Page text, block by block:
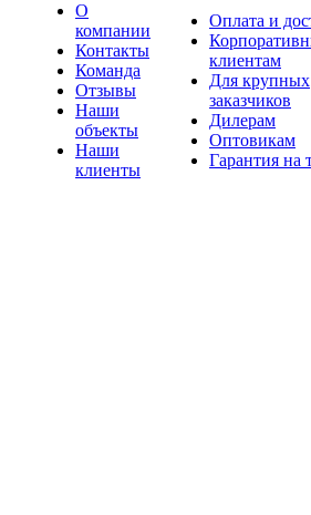
О
компании
Контакты
Команда
Отзывы
Наши
объекты
Наши
клиенты
Оплата и
клиентам
Для крупных
заказчиков
Дилерам
Оптовикам
Гарантия на